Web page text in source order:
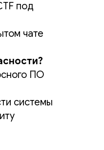
под
чате
ПО
системы